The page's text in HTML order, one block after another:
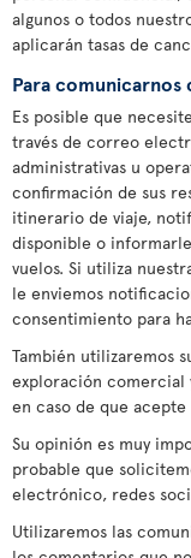
algunos o todos
aplicarán tasas de
Para
Es posible que
través de correo
administrativas u
confirmación de sus
itinerario de viaje,
disponible o
vuelos. Si utiliza
le enviemos
consentimiento para
También utilizaremos
exploración comercial
en caso de que
Su opinión es muy
probable que
electrónico, redes
Utilizaremos las